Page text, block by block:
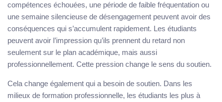
compétences échouées, une période de faible fréquentation ou
une semaine silencieuse de désengagement peuvent avoir des
conséquences qui s’accumulent rapidement. Les étudiants
peuvent avoir l’impression qu’ils prennent du retard non
seulement sur le plan académique, mais aussi
professionnellement. Cette pression change le sens du soutien.
Cela change également qui a besoin de soutien. Dans les
milieux de formation professionnelle, les étudiants les plus à